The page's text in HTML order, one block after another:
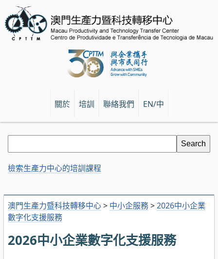
關於 培訓 聯絡我們 EN/中
澳門生產力暨科技轉移中心> 中小企服務>2026中小企業
數字化支援服務
2026中小企業數字化支援服務
檢索生產力中心的培訓課程